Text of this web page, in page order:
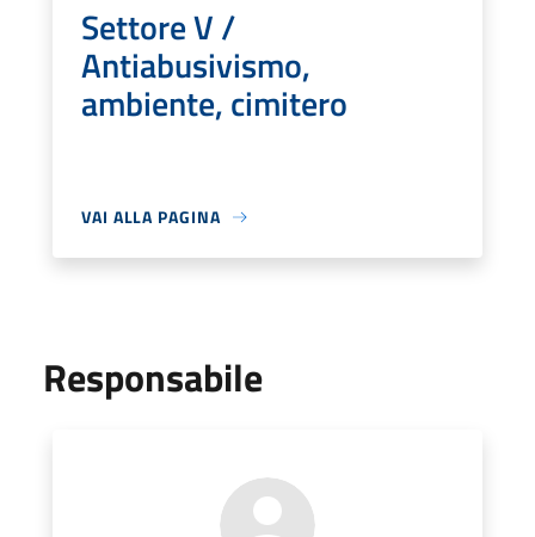
Settore V /
Antiabusivismo,
ambiente, cimitero
VAI ALLA PAGINA
Responsabile